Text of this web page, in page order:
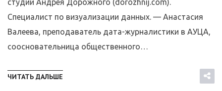
студии Андрея Дорожного (dorozhnij.com).
Специалист по визуализации данных. — Анастасия
Валеева, преподаватель дата-журналистики в АУЦА,
соосновательница общественного…
ЧИТАТЬ ДАЛЬШЕ